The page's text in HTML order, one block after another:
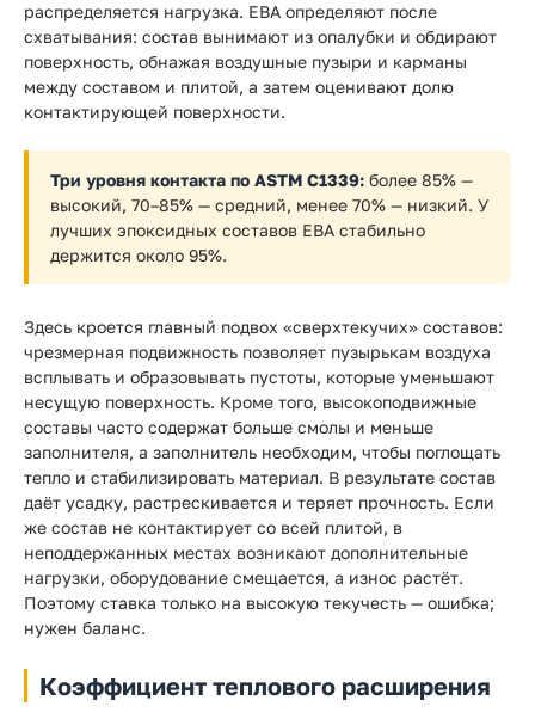
распределяется нагрузка. EBA определяют после
схватывания: состав вынимают из опалубки и обдирают
поверхность, обнажая воздушные пузыри и карманы
между составом и плитой, а затем оценивают долю
контактирующей поверхности.
Три уровня контакта по ASTM C1339: более 85% —
высокий, 70–85% — средний, менее 70% — низкий. У
лучших эпоксидных составов EBA стабильно
держится около 95%.
Здесь кроется главный подвох «сверхтекучих» составов:
чрезмерная подвижность позволяет пузырькам воздуха
всплывать и образовывать пустоты, которые уменьшают
несущую поверхность. Кроме того, высокоподвижные
составы часто содержат больше смолы и меньше
заполнителя, а заполнитель необходим, чтобы поглощать
тепло и стабилизировать материал. В результате состав
даёт усадку, растрескивается и теряет прочность. Если
же состав не контактирует со всей плитой, в
неподдержанных местах возникают дополнительные
нагрузки, оборудование смещается, а износ растёт.
Поэтому ставка только на высокую текучесть — ошибка;
нужен баланс.
Коэффициент теплового расширения